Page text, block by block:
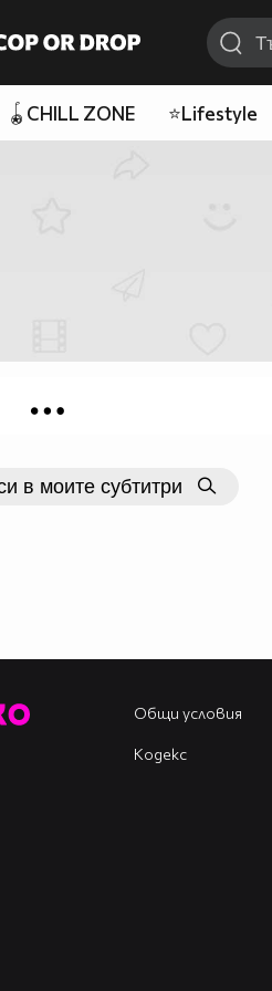
🪀CHILL ZONE ⭐Lifestyle
Общи условия
Кодекс